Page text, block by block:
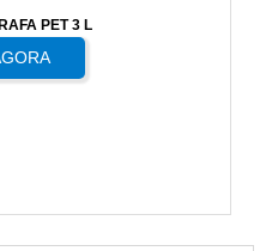
PET 3 L